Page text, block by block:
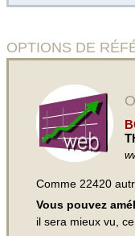
OPTIONS DE
Comme 22420
Vous pouvez
il sera mieux vu,